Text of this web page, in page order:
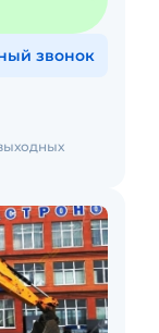
звонок